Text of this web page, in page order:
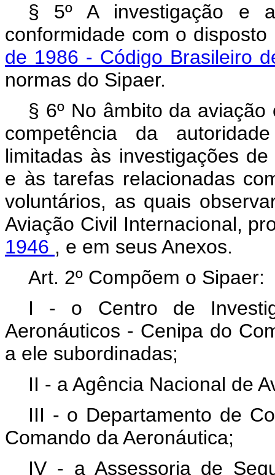
§ 5º A investigação e
conformidade com o
de 1986 - Código Brasileiro
normas do Sipaer.
§ 6º No âmbito da
competência da
limitadas às investigações
e às tarefas relacionadas
voluntários, as quais
Aviação Civil Internacional,
1946 , e em seus Anexos.
Art. 2º Compõem o Sipaer:
I - o Centro de
Aeronáuticos - Cenipa do
a ele subordinadas;
II - a Agência Nacional de
III - o Departamento de
Comando da Aeronáutica;
IV - a Assessoria de